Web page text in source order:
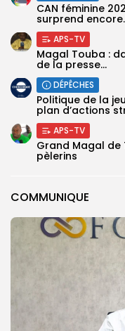
COMMUNIQUE
‎CAN féminine
surprend
APS-TV
Magal Touba :
de la presse...
DÉPÊCHES
Politique de la
plan d’actions
APS-TV
Grand Magal de
pèlerins